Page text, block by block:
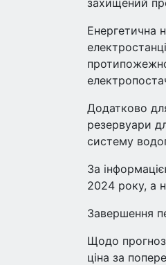
захищений
Енергетична
Додатково
резервуари
систему
За
2024 року, а
Завершення
Щодо
ціна за